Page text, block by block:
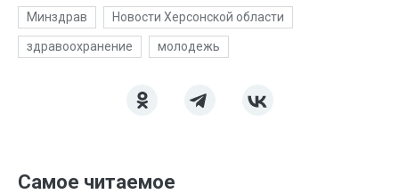
Минздрав Новости Херсонской области
здравоохранение молодежь
Самое читаемое